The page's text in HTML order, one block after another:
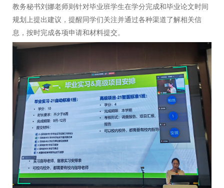
教务秘书刘娜老师则针对毕业班学生在学分完成和毕业论文时间
规划上提出建议，提醒同学们关注并通过各种渠道了解相关信
息，按时完成各项申请和材料提交。